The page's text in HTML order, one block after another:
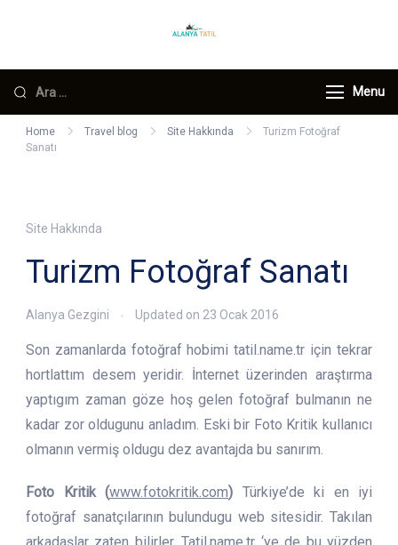
Alanya ile iligli her bilgiye bizim
sitemizden ulaşabilirsiniz.
Arama: Menu
Home Travel blog Site Hakkında
Turizm Fotoğraf
Sanatı
Site Hakkında
Turizm Fotoğraf Sanatı
Alanya Gezgini Updated on 23 Ocak 2016
Son zamanlarda fotoğraf hobimi tatil.name.tr için tekrar
hortlattım desem yeridir. İnternet üzerinden araştırma
yaptıgım zaman göze hoş gelen fotoğraf bulmanın ne
kadar zor oldugunu anladım. Eski bir Foto Kritik kullanıcı
olmanın vermiş oldugu dez avantajda bu sanırım.
Foto Kritik (www.fotokritik.com) Türkiye’de ki en iyi
fotoğraf sanatçılarının bulundugu web sitesidir. Takılan